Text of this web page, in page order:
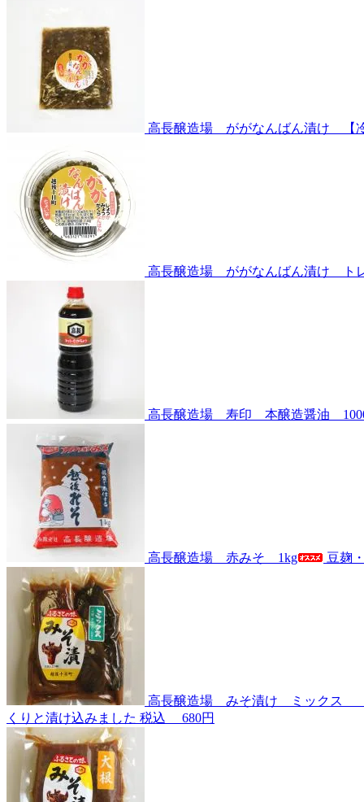
高長醸造場 ががなんばん漬け 【
高長醸造場 ががなんばん漬け ト
高長醸造場 寿印 本醸造醤油
高長醸造場 赤みそ 1kg 豆麹
高長醸造場 みそ漬け ミックス
くりと漬け込みました 税込 680円